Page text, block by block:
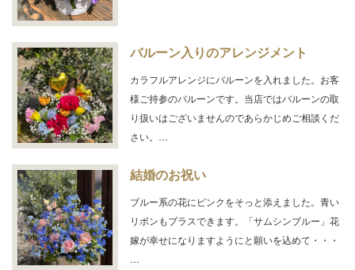
バルーン入りのアレンジメント
カラフルアレンジにバルーンを入れました。お客
様ご持参のバルーンです。当店ではバルーンの取
り扱いはございませんのであらかじめご相談くだ
さい。…
結婚のお祝い
ブルー系の花にピンクをそっと添えました。青い
リボンもプラスできます。「サムシンブルー」花
嫁が幸せになりますようにと願いを込めて・・・
…